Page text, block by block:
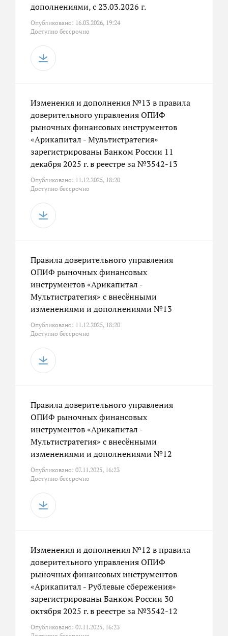
дополнениями, с 23.03.2026 г.
Опубликовано: 16.03.2026, 19:24
Доступно бессрочно
Изменения и дополнения №13 в правила
доверительного управления ОПИФ
рыночных финансовых инструментов
«Арикапитал - Мультистратегия»
зарегистрированы Банком России 11
декабря 2025 г. в реестре за №3542-13
Опубликовано: 11.12.2025, 18:20
Доступно бессрочно
Правила доверительного управления
ОПИФ рыночных финансовых
инструментов «Арикапитал -
Мультистратегия» с внесёнными
изменениями и дополнениями №13
Опубликовано: 11.12.2025, 18:20
Доступно бессрочно
Правила доверительного управления
ОПИФ рыночных финансовых
инструментов «Арикапитал -
Мультистратегия» с внесёнными
изменениями и дополнениями №12
Опубликовано: 07.11.2025, 16:23
Доступно бессрочно
Изменения и дополнения №12 в правила
доверительного управления ОПИФ
рыночных финансовых инструментов
«Арикапитал - Рублевые сбережения»
зарегистрированы Банком России 30
октября 2025 г. в реестре за №3542-12
Опубликовано: 07.11.2025, 16:23